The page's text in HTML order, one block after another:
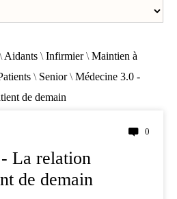
\ Aidants \ Infirmier\ Maintien à
\ Senior\ Médecine 3.0 -
de demain
0
La relation
de demain